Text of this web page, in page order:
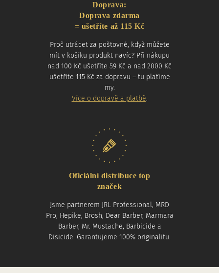
Doprava:
Doprava zdarma
= ušetříte až 115 Kč
Proč utrácet za poštovné, když můžete
mít v košíku produkt navíc? Při nákupu
nad 100 Kč ušetříte 59 Kč a nad 2000 Kč
ušetříte 115 Kč za dopravu – tu platíme
my.
Více o dopravě a platbě.
Oficiální distribuce top
značek
Jsme partnerem JRL Professional, MRD
Pro, Hepike, Brosh, Dear Barber, Marmara
Barber, Mr. Mustache, Barbicide a
Disicide. Garantujeme 100% originalitu.